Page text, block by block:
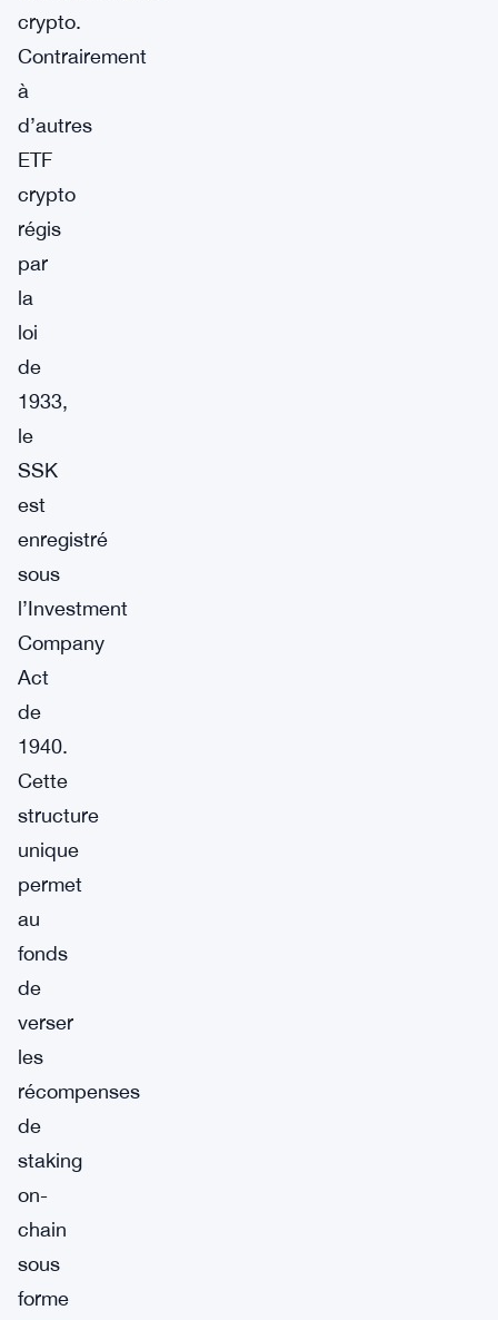
crypto.
Contrairement
à
d’autres
ETF
crypto
régis
par
la
loi
de
1933,
le
SSK
est
enregistré
sous
l’Investment
Company
Act
de
1940.
Cette
structure
unique
permet
au
fonds
de
verser
les
récompenses
de
staking
on-
chain
sous
forme